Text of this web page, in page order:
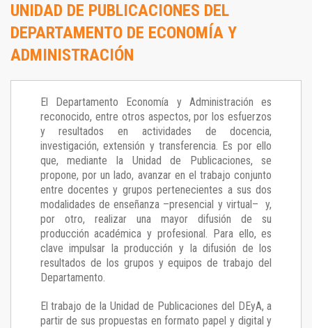
UNIDAD DE PUBLICACIONES DEL
DEPARTAMENTO DE ECONOMÍA Y
ADMINISTRACIÓN
El Departamento Economía y Administración es
reconocido, entre otros aspectos, por los esfuerzos
y resultados en actividades de docencia,
investigación, extensión y transferencia. Es por ello
que, mediante la Unidad de Publicaciones, se
propone, por un lado, avanzar en el trabajo conjunto
entre docentes y grupos pertenecientes a sus dos
modalidades de enseñanza –presencial y virtual– y,
por otro, realizar una mayor difusión de su
producción académica y profesional. Para ello, es
clave impulsar la producción y la difusión de los
resultados de los grupos y equipos de trabajo del
Departamento.
El trabajo de la Unidad de Publicaciones del DEyA, a
partir de sus propuestas en formato papel y digital y